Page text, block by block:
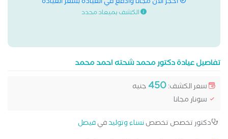
الكشف بميعاد محدد
تفاصيل عيادة دكتور محمد شحته احمد محمد
سعر الكشف:450 جنيه
سونار مجانا
دكتور تخصص تخصصنساء وتوليدفيفيصل